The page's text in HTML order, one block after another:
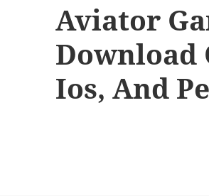
Aviator
Download
Ios, And